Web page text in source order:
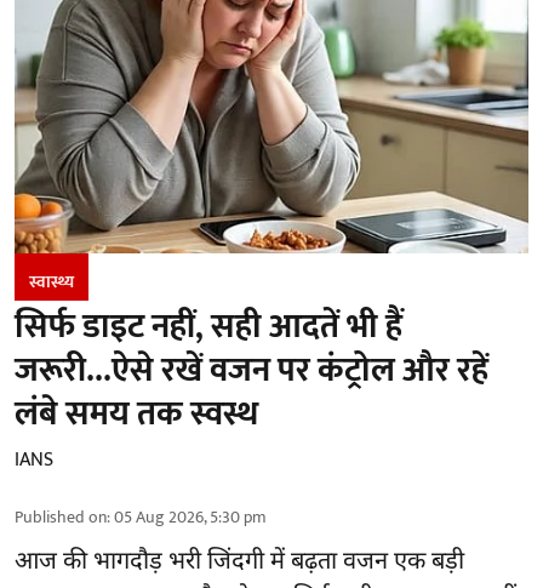
स्वास्थ्य
सिर्फ डाइट नहीं, सही आदतें भी हैं
जरूरी...ऐसे रखें वजन पर कंट्रोल और रहें
लंबे समय तक स्वस्थ
IANS
Published on:05 Aug 2026, 5:30 pm
आज की भागदौड़ भरी जिंदगी में बढ़ता वजन एक बड़ी